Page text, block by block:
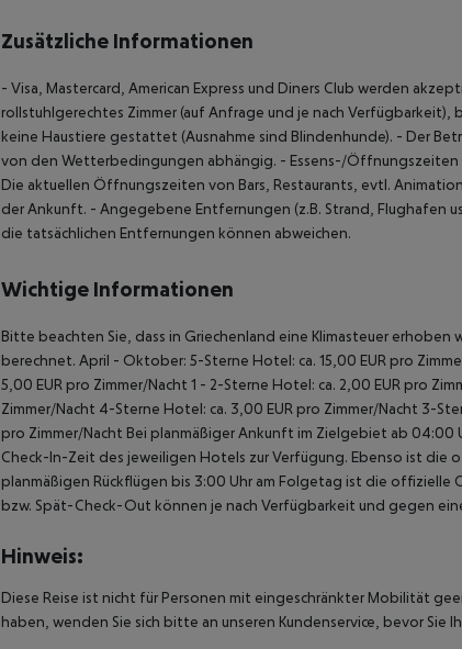
Zusätzliche Informationen
- Visa, Mastercard, American Express und Diners Club werden
rollstuhlgerechtes Zimmer (auf Anfrage und je nach
keine Haustiere gestattet (Ausnahme sind Blindenhunde). - Der
von den Wetterbedingungen abhängig. - Essens-/Öffnungszeiten
Die aktuellen Öffnungszeiten von Bars, Restaurants, evtl.
der Ankunft. - Angegebene Entfernungen (z.B. Strand, Flughafen
die tatsächlichen Entfernungen können abweichen.
Wichtige Informationen
Bitte beachten Sie, dass in Griechenland eine Klimasteuer
berechnet. April - Oktober: 5-Sterne Hotel: ca. 15,00 EUR pro
5,00 EUR pro Zimmer/Nacht 1 - 2-Sterne Hotel: ca. 2,00 EUR pro
Zimmer/Nacht 4-Sterne Hotel: ca. 3,00 EUR pro Zimmer/Nacht 3-
pro Zimmer/Nacht Bei planmäßiger Ankunft im Zielgebiet ab
Check-In-Zeit des jeweiligen Hotels zur Verfügung. Ebenso ist
planmäßigen Rückflügen bis 3:00 Uhr am Folgetag ist die
bzw. Spät-Check-Out können je nach Verfügbarkeit und gegen
Hinweis:
Diese Reise ist nicht für Personen mit eingeschränkter Mobilität
haben, wenden Sie sich bitte an unseren Kundenservice, bevor Sie